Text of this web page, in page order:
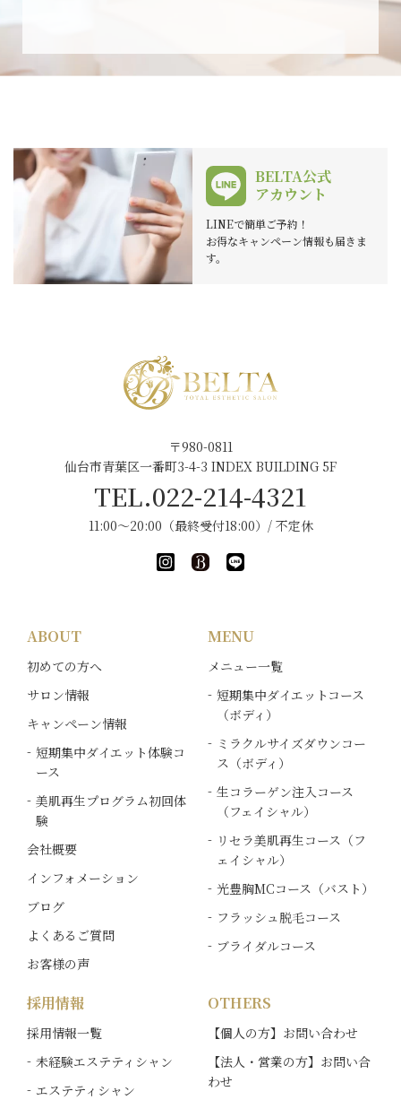
BELTA公式
アカウント
LINEで簡単ご予約！
お得なキャンペーン情報も届きま
す。
〒980-0811
仙台市青葉区一番町3-4-3 INDEX BUILDING 5F
TEL.022-214-4321
11:00～20:00（最終受付18:00）/ 不定休
ABOUT
初めての方へ
サロン情報
キャンペーン情報
短期集中ダイエット体験コ
ース
美肌再生プログラム初回体
験
会社概要
インフォメーション
ブログ
よくあるご質問
お客様の声
MENU
メニュー一覧
短期集中ダイエットコース
（ボディ）
ミラクルサイズダウンコー
ス（ボディ）
生コラーゲン注入コース
（フェイシャル）
リセラ美肌再生コース（フ
ェイシャル）
光豊胸MCコース（バスト）
フラッシュ脱毛コース
ブライダルコース
採用情報
採用情報一覧
未経験エステティシャン
エステティシャン
OTHERS
【個人の方】お問い合わせ
【法人・営業の方】お問い合
わせ